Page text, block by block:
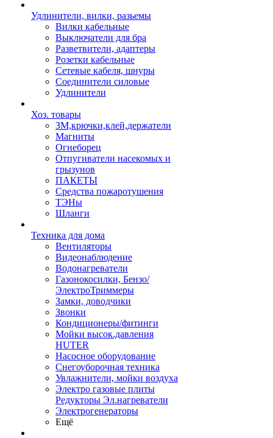
Удлинители, вилки, разьемы
Вилки кабельные
Выключатели для бра
Разветвители, адаптеры
Розетки кабельные
Сетевые кабеля, шнуры
Соединители силовые
Удлинители
Хоз. товары
ЗМ,крючки,клей,держатели
Магниты
Огнеборец
Отпугиватели насекомых и
грызунов
ПАКЕТЫ
Средства пожаротушения
ТЭНы
Шланги
Техника для дома
Вентиляторы
Видеонаблюдение
Водонагреватели
Газонокосилки, Бензо/
ЭлектроТриммеры
Замки, доводчики
Звонки
Кондиционеры/фитинги
Мойки высок.давления
HUTER
Насосное оборудование
Снегоуборочная техника
Увлажнители, мойки воздуха
Электро газовые плиты
Редукторы Эл.нагреватели
Электрогенераторы
Ещё